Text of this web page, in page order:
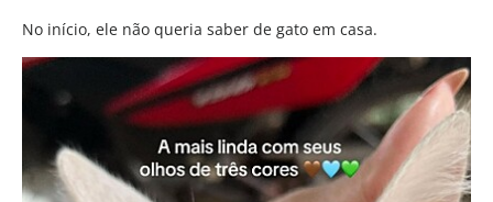
No início, ele não queria saber de gato em casa.